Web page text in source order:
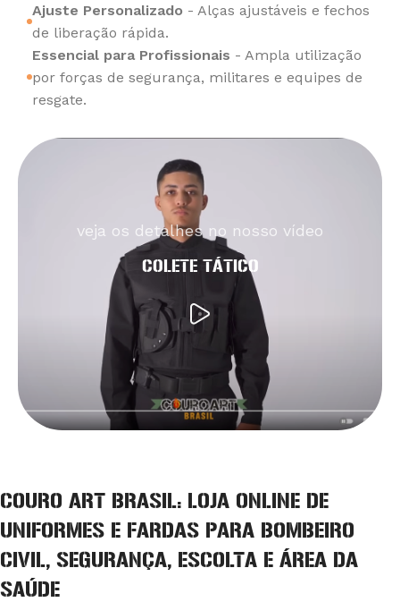
Ajuste Personalizado - Alças ajustáveis e fechos
de liberação rápida.
Essencial para Profissionais - Ampla utilização
por forças de segurança, militares e equipes de
resgate.
veja os detalhes no nosso vídeo
COLETE TÁTICO
COURO ART BRASIL: LOJA ONLINE DE
UNIFORMES E FARDAS PARA BOMBEIRO
CIVIL, SEGURANÇA, ESCOLTA E ÁREA DA
SAÚDE